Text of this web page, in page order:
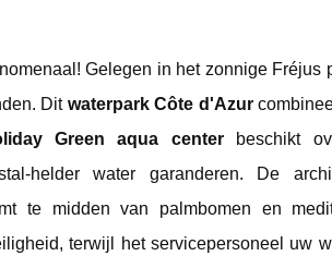
Gelegen in het zonnige Fréjus
Dit waterpark Côte d'Azur
Green aqua centerbeschikt
helder water garanderen. De
te midden van palmbomen en
terwijl het servicepersoneel uw